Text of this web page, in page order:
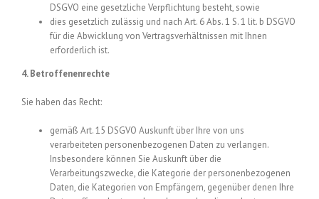
DSGVO eine gesetzliche Verpflichtung besteht, sowie
dies gesetzlich zulässig und nach Art. 6 Abs. 1 S. 1 lit. b DSGVO
für die Abwicklung von Vertragsverhältnissen mit Ihnen
erforderlich ist.
4. Betroffenenrechte
Sie haben das Recht:
gemäß Art. 15 DSGVO Auskunft über Ihre von uns
verarbeiteten personenbezogenen Daten zu verlangen.
Insbesondere können Sie Auskunft über die
Verarbeitungszwecke, die Kategorie der personenbezogenen
Daten, die Kategorien von Empfängern, gegenüber denen Ihre